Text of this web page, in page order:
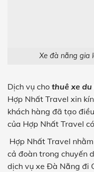
Xe đà nẵng gia
Dịch vụ cho thuê xe
Hợp Nhất Travel xin
khách hàng đã tạo
của Hợp Nhất Travel
Hợp Nhất Travel
cả đoàn trong chuyến
dịch vụ xe Đà Nẵng đi